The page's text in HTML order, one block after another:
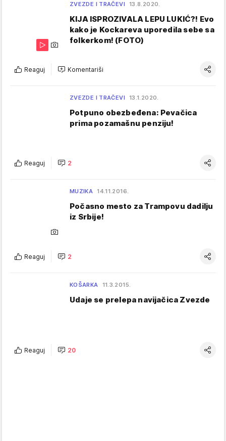
ZVEZDE I TRAČEVI 13.8.2020.
KIJA ISPROZIVALA LEPU LUKIĆ?! Evo
kako je Kockareva uporedila sebe sa
folkerkom! (FOTO)
Reaguj Komentariši
ZVEZDE I TRAČEVI 13.1.2020.
Potpuno obezbeđena: Pevačica
prima pozamašnu penziju!
Reaguj 2
MUZIKA 14.11.2016.
Počasno mesto za Trampovu dadilju
iz Srbije!
Reaguj 2
KOŠARKA 11.3.2015.
Udaje se prelepa navijačica Zvezde
Reaguj 20